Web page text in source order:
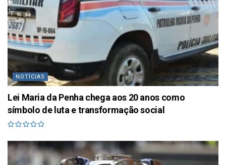
NOTÍCIAS
Lei Maria da Penha chega aos 20 anos como
símbolo de luta e transformação social